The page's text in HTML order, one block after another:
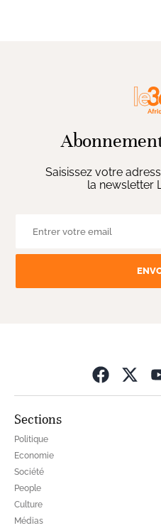
Saisissez votre
la newsletter
Sections
Politique
Economie
Société
People
Culture
Médias